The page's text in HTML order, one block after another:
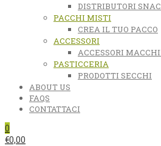
DISTRIBUTORI
PACCHI MISTI
CREA IL TUO PACCO
ACCESSORI
ACCESSORI
PASTICCERIA
PRODOTTI SECCHI
ABOUT US
FAQS
CONTATTACI
0
€0,00